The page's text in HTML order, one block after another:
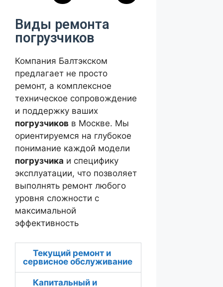
Виды ремонта
погрузчиков
Компания Балтэкском
предлагает не просто
ремонт, а комплексное
техническое сопровождение
и поддержку ваших
погрузчиков в Москве. Мы
ориентируемся на глубокое
понимание каждой модели
погрузчика и специфику
эксплуатации, что позволяет
выполнять ремонт любого
уровня сложности с
максимальной
эффективность
Текущий ремонт и
сервисное обслуживание
Капитальный и